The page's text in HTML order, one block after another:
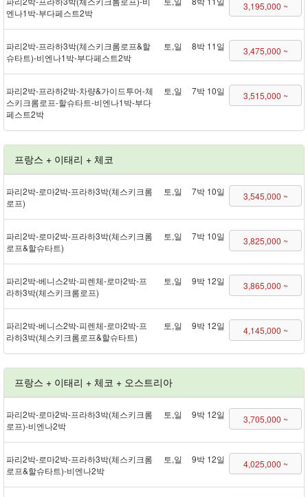
엔나 1박 - 부다페스트 2박
3,195,000 ~
파리 2박 - 프라하 3박(체스키크롬로프&할
슈타트) - 비엔나 1박 - 부다페스트 2박
토,일 8박 11일 3,475,000 ~
파리 2박 - 프라하 2박 - 차량&가이드투어 - 체
스키크롬로프 - 할슈타트 - 비엔나 1박 - 부다
페스트 2박
토,일 7박 10일 3,515,000 ~
프랑스 + 이태리 + 체코
파리 2박 - 로마 2박 - 프라하 3박(체스키크롬
로프)
토,일 7박 10일 3,545,000 ~
파리 2박 - 로마 2박 - 프라하 3박(체스키크롬
로프&할슈타트)
토,일 7박 10일 3,825,000 ~
파리 2박 - 베니스 2박 - 피렌체 - 로마 2박 - 프
라하 3박(체스키크롬로프)
토,일 9박 12일 3,865,000 ~
파리 2박 - 베니스 2박 - 피렌체 - 로마 2박 - 프
라하 3박(체스키크롬로프&할슈타트)
토,일 9박 12일 4,145,000 ~
프랑스 + 이태리 + 체코 + 오스트리아
파리 2박 - 로마 2박 - 프라하 3박(체스키크롬
로프) - 비엔나 2박
토,일 9박 12일 3,705,000 ~
파리 2박 - 로마 2박 - 프라하 3박(체스키크롬
로프&할슈타트) - 비엔나 2박
토,일 9박 12일 4,025,000 ~